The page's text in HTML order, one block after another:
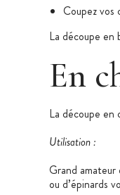
Coupez
La découpe en
En
La découpe en
Utilisation :
Grand amateur
ou d’épinards